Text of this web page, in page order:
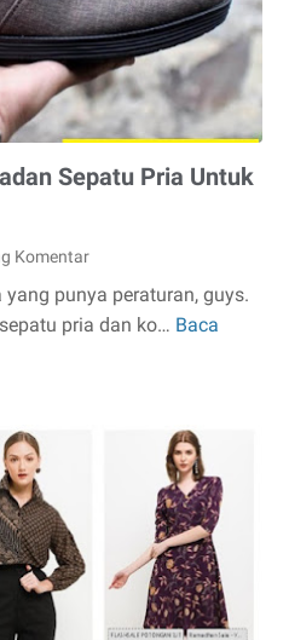
Sepatu Pria Untuk
Komentar
punya peraturan, guys.
pria dan ko… Baca